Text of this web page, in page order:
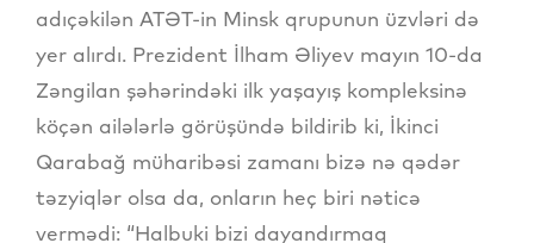
adıçəkilən ATƏT-in Minsk qrupunun üzvləri də
yer alırdı. Prezident İlham Əliyev mayın 10-da
Zəngilan şəhərindəki ilk yaşayış kompleksinə
köçən ailələrlə görüşündə bildirib ki, İkinci
Qarabağ müharibəsi zamanı bizə nə qədər
təzyiqlər olsa da, onların heç biri nəticə
vermədi: “Halbuki bizi dayandırmaq